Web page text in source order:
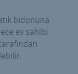
bidonuna
ev sahibi